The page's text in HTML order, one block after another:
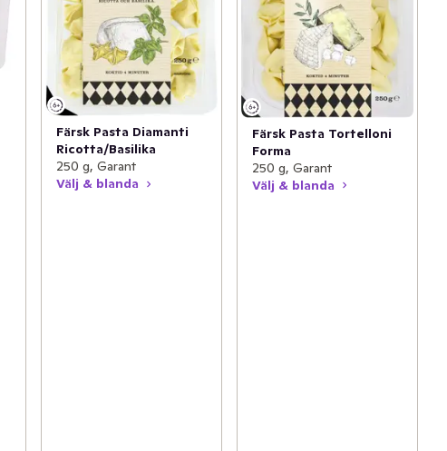
Färsk Pasta Diamanti
Ricotta/Basilika
250 g, Garant
Välj & blanda
Färsk Pasta Tortelloni
Forma
250 g, Garant
Välj & blanda